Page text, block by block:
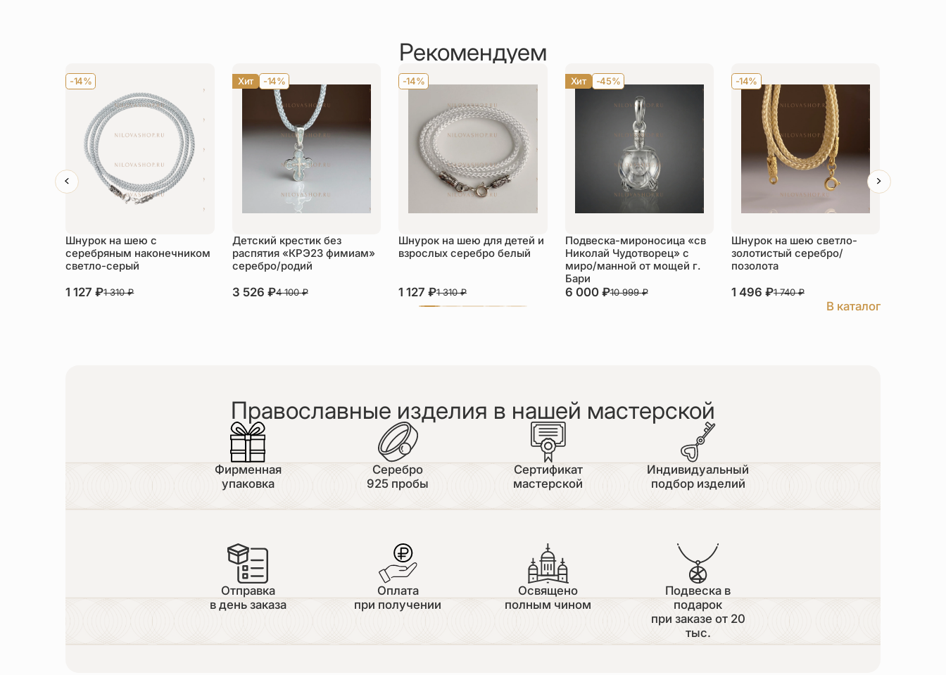
Рекомендуем
-14%
Шнурок на шею с
серебряным наконечником
светло-серый
1 127₽1 310₽
Хит -14%
Детский крестик без
распятия «КРЭ23 фимиам»
серебро/родий
3 526 ₽4 100₽
-14%
Шнурок на шею для детей и
взрослых серебро белый
1 127₽1 310₽
Хит -45%
Подвеска-мироносица «св
Николай Чудотворец» с
миро/манной от мощей г.
Бари
6 000 ₽10 999₽
-14%
Шнурок на шею светло-
золотистый серебро/
позолота
1 496 ₽1 740₽
В каталог
Православные изделия в нашей мастерской
Фирменная
упаковка
Серебро
925 пробы
Сертификат
мастерской
Индивидуальный
подбор изделий
Отправка
в день заказа
Оплата
при получении
Освящено
полным чином
Подвеска в
подарок
при заказе от 20
тыс.